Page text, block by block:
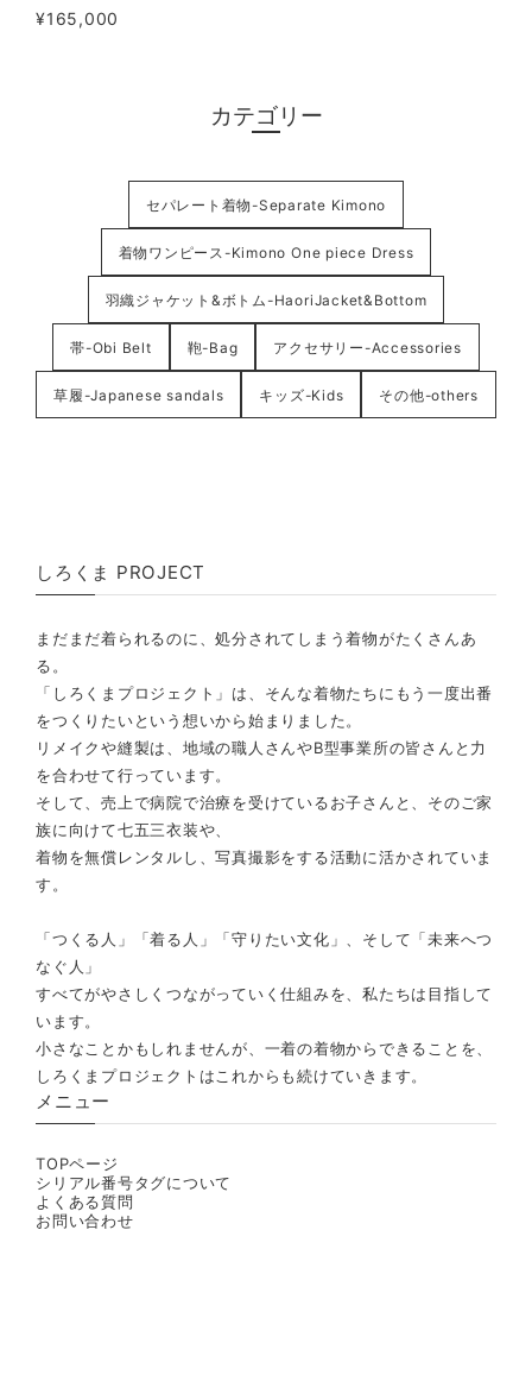
¥165,000
カテゴリー
セパレート着物-Separate Kimono
着物ワンピース-Kimono One piece Dress
羽織ジャケット&ボトム-HaoriJacket&Bottom
帯-Obi Belt 鞄-Bag アクセサリー-Accessories
草履-Japanese sandals キッズ-Kids その他-others
しろくま PROJECT
まだまだ着られるのに、処分されてしまう着物がたくさんあ
る。
「しろくまプロジェクト」は、そんな着物たちにもう一度出番
をつくりたいという想いから始まりました。
リメイクや縫製は、地域の職人さんやB型事業所の皆さんと力
を合わせて行っています。
そして、売上で病院で治療を受けているお子さんと、そのご家
族に向けて七五三衣装や、
着物を無償レンタルし、写真撮影をする活動に活かされていま
す。
「つくる人」「着る人」「守りたい文化」、そして「未来へつ
なぐ人」
すべてがやさしくつながっていく仕組みを、私たちは目指して
います。
小さなことかもしれませんが、一着の着物からできることを、
しろくまプロジェクトはこれからも続けていきます。
メニュー
TOPページ
シリアル番号タグについて
よくある質問
お問い合わせ